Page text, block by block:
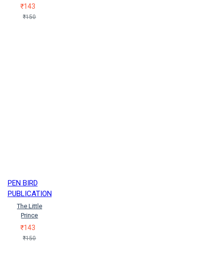
₹143
₹150
PEN BIRD
PUBLICATION
The Little
Prince
₹143
₹150